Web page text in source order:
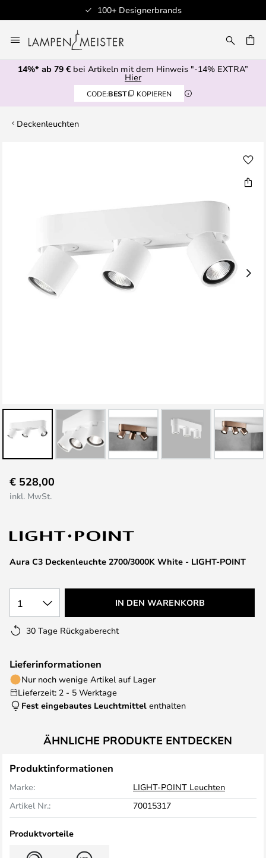
100+ Designerbrands
Inhalt
springen
14%* ab 79 € bei Artikeln mit dem Hinweis "-14% EXTRA”
Hier
CODE:BEST KOPIEREN
Deckenleuchten
Anfang
der
springen
Aura C3 Deckenleuchte 2700/3000K White - LIGHT-POINT
€ 528,00
inkl. MwSt.
1 IN DEN WARENKORB
30 Tage Rückgaberecht
Lieferinformationen
Nur noch wenige Artikel auf Lager
Lieferzeit: 2 - 5 Werktage
Fest eingebautes Leuchtmittel enthalten
ÄHNLICHE PRODUKTE ENTDECKEN
Produktinformationen
Marke:
LIGHT-POINT Leuchten
Artikel Nr.:
70015317
Produktvorteile